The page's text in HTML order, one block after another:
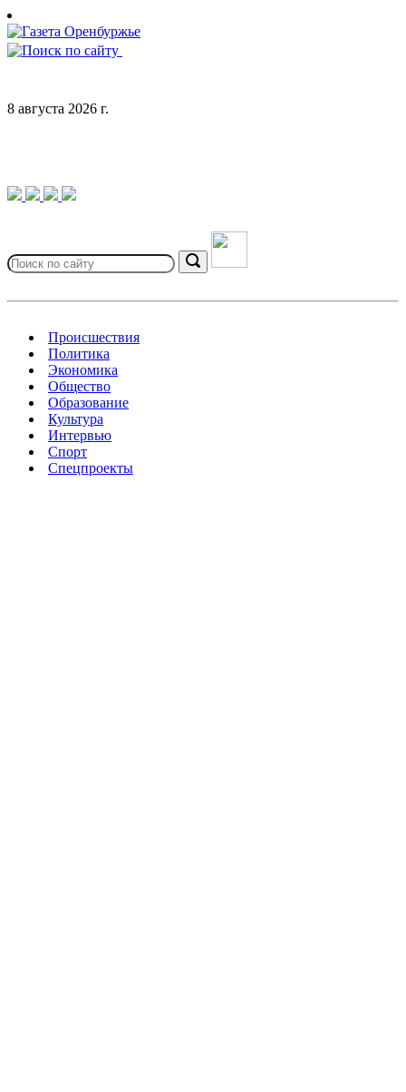
Skip
to
content
8 августа 2026 г.
for:
Search
Происшествия
Политика
Экономика
Общество
Образование
Культура
Интервью
Спорт
Спецпроекты